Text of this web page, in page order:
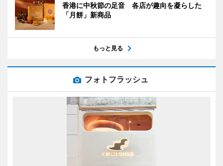
香港に中秋節の足音 各店が趣向を凝らした
「月餅」新商品
もっと見る
フォトフラッシュ